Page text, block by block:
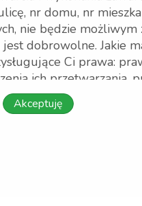
Inne
Zamów kuriera
nr domu, nr
nie będzie możliwym
dobrowolne. Jakie
Ci prawa:
ich przetwarzania,
w tym profilowaniu,
Uprawnienia te
Akceptuję